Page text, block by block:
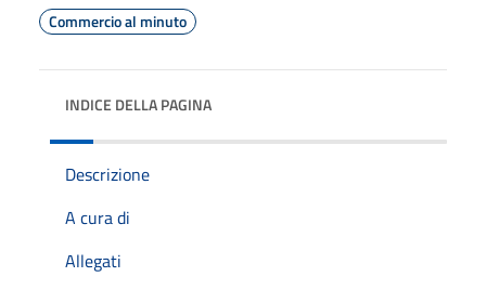
Commercio al minuto
INDICE DELLA PAGINA
Descrizione
A cura di
Allegati